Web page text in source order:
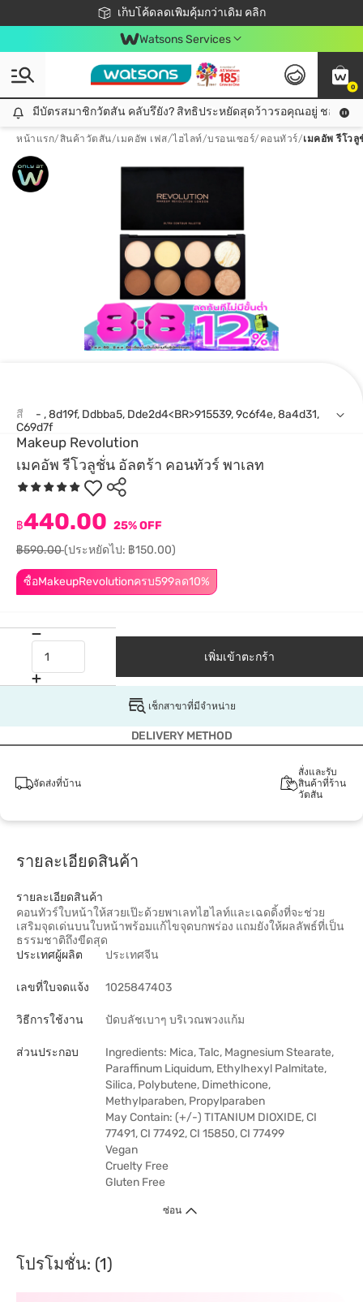
เก็บโค้ดลดเพิ่มคุ้มกว่าเดิม คลิก
ชอปออนไลน์ครั้งแรก ลดเพิ่มจุก ๆ 10%! 🎉
📦ส่งฟรี! เมื่อชอป 499฿
สมาชิกวัตสัน คลับดียังไง?
Watsons Services
0
มีบัตรสมาชิกวัตสัน คลับรึยัง? สิทธิประหยัดสุดว้าวรอคุณอยู่ ชอปคุ้มกว่าเดิม คลิก!
มีบัตรสมาชิกวัตสัน คลับรึยัง? สิทธิประหยัดสุดว้าวรอคุณอยู่ ชอปคุ้มก
หน้าแรก/สินค้าวัตสัน/เมคอัพ เฟส/ไฮไลท์/บรอนเซอร์/คอนทัวร์/เมคอัพ รีโว
Makeup Revolution
เมคอัพ รีโวลูชั่น อัลตร้า คอนทัวร์ พาเลท
ซื้อMakeupRevolutionครบ599ลด10%
฿440.00 25% OFF
฿590.00(ประหยัดไป: ฿150.00)
สี
- , 8d19f, Ddbba5, Dde2d4<BR>915539, 9c6f4e, 8a4d31,
C69d7f
เพิ่มเข้าตะกร้า
เช็กสาขาที่มีจำหน่าย
DELIVERY METHOD
จัดส่งที่บ้าน
สั่งและรับ
สินค้าที่ร้าน
วัตสัน
รายละเอียดสินค้า
รายละเอียดสินค้า
คอนทัวร์ใบหน้าให้สวยเป๊ะด้วยพาเลทไฮไลท์และเฉดดิ้งที่จะช่วย
เสริมจุดเด่นบนใบหน้าพร้อมแก้ไขจุดบกพร่อง แถมยังให้ผลลัพธ์ที่เป็น
ธรรมชาติถึงขีดสุด
ประเทศผู้ผลิต
ประเทศจีน
เลขที่ใบจดแจ้ง 1025847403
วิธีการใช้งาน ปัดบลัชเบาๆ บริเวณพวงแก้ม
ส่วนประกอบ
Ingredients: Mica, Talc, Magnesium Stearate,
Paraffinum Liquidum, Ethylhexyl Palmitate,
Silica, Polybutene, Dimethicone,
Methylparaben, Propylparaben
May Contain: (+/-) TITANIUM DIOXIDE, CI
77491, CI 77492, CI 15850, CI 77499
Vegan
Cruelty Free
Gluten Free
ซ่อน
โปรโมชั่น: (1)